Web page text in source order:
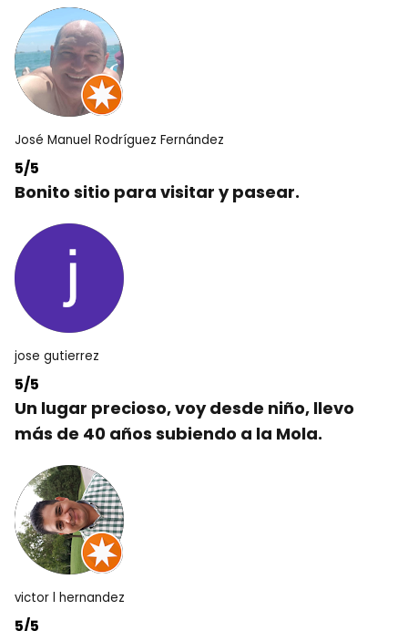
José Manuel Rodríguez Fernández
5/5
Bonito sitio para visitar y pasear.
jose gutierrez
5/5
Un lugar precioso, voy desde niño, llevo
más de 40 años subiendo a la Mola.
victor l hernandez
5/5